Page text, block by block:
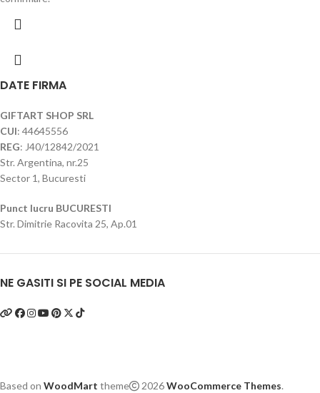
DATE FIRMA
GIFTART SHOP SRL
CUI: 44645556
REG: J40/12842/2021
Str. Argentina, nr.25
Sector 1, Bucuresti
Punct lucru BUCURESTI
Str. Dimitrie Racovita 25, Ap.01
NE GASITI SI PE SOCIAL MEDIA
Based on WoodMart theme 2026WooCommerce Themes.